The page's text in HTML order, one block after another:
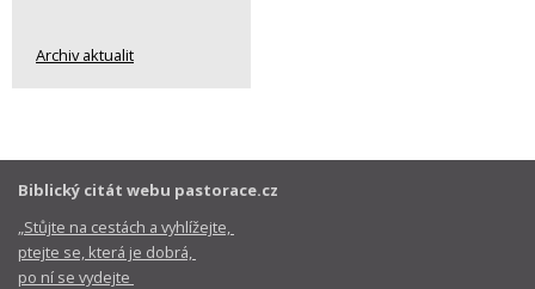
Archiv aktualit
Biblický citát webu pastorace.cz
„Stůjte na cestách a vyhlížejte,
ptejte se, která je dobrá,
po ní se vydejte